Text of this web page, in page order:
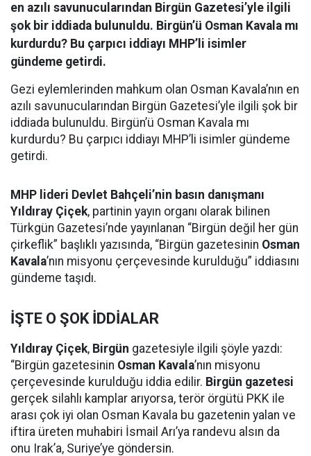
en azılı savunucularından Birgün Gazetesi’yle ilgili
şok bir iddiada bulunuldu. Birgün’ü Osman Kavala mı
kurdurdu? Bu çarpıcı iddiayı MHP’li isimler
gündeme getirdi.
Gezi eylemlerinden mahkum olan Osman Kavala’nın en
azılı savunucularından Birgün Gazetesi’yle ilgili şok bir
iddiada bulunuldu. Birgün’ü Osman Kavala mı
kurdurdu? Bu çarpıcı iddiayı MHP’li isimler gündeme
getirdi.
MHP lideri Devlet Bahçeli’nin basın danışmanı
Yıldıray Çiçek, partinin yayın organı olarak bilinen
Türkgün Gazetesi’nde yayınlanan “Birgün değil her gün
çirkeflik” başlıklı yazısında, “Birgün gazetesinin Osman
Kavala’nın misyonu çerçevesinde kurulduğu” iddiasını
gündeme taşıdı.
İŞTE O ŞOK İDDİALAR
Yıldıray Çiçek, Birgün gazetesiyle ilgili şöyle yazdı:
“Birgün gazetesinin Osman Kavala’nın misyonu
çerçevesinde kurulduğu iddia edilir. Birgün gazetesi
gerçek silahlı kamplar arıyorsa, terör örgütü PKK ile
arası çok iyi olan Osman Kavala bu gazetenin yalan ve
iftira üreten muhabiri İsmail Arı’ya randevu alsın da
onu Irak’a, Suriye’ye göndersin.